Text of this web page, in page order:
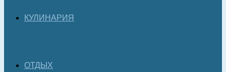
КУЛИНАРИЯ
ОТДЫХ